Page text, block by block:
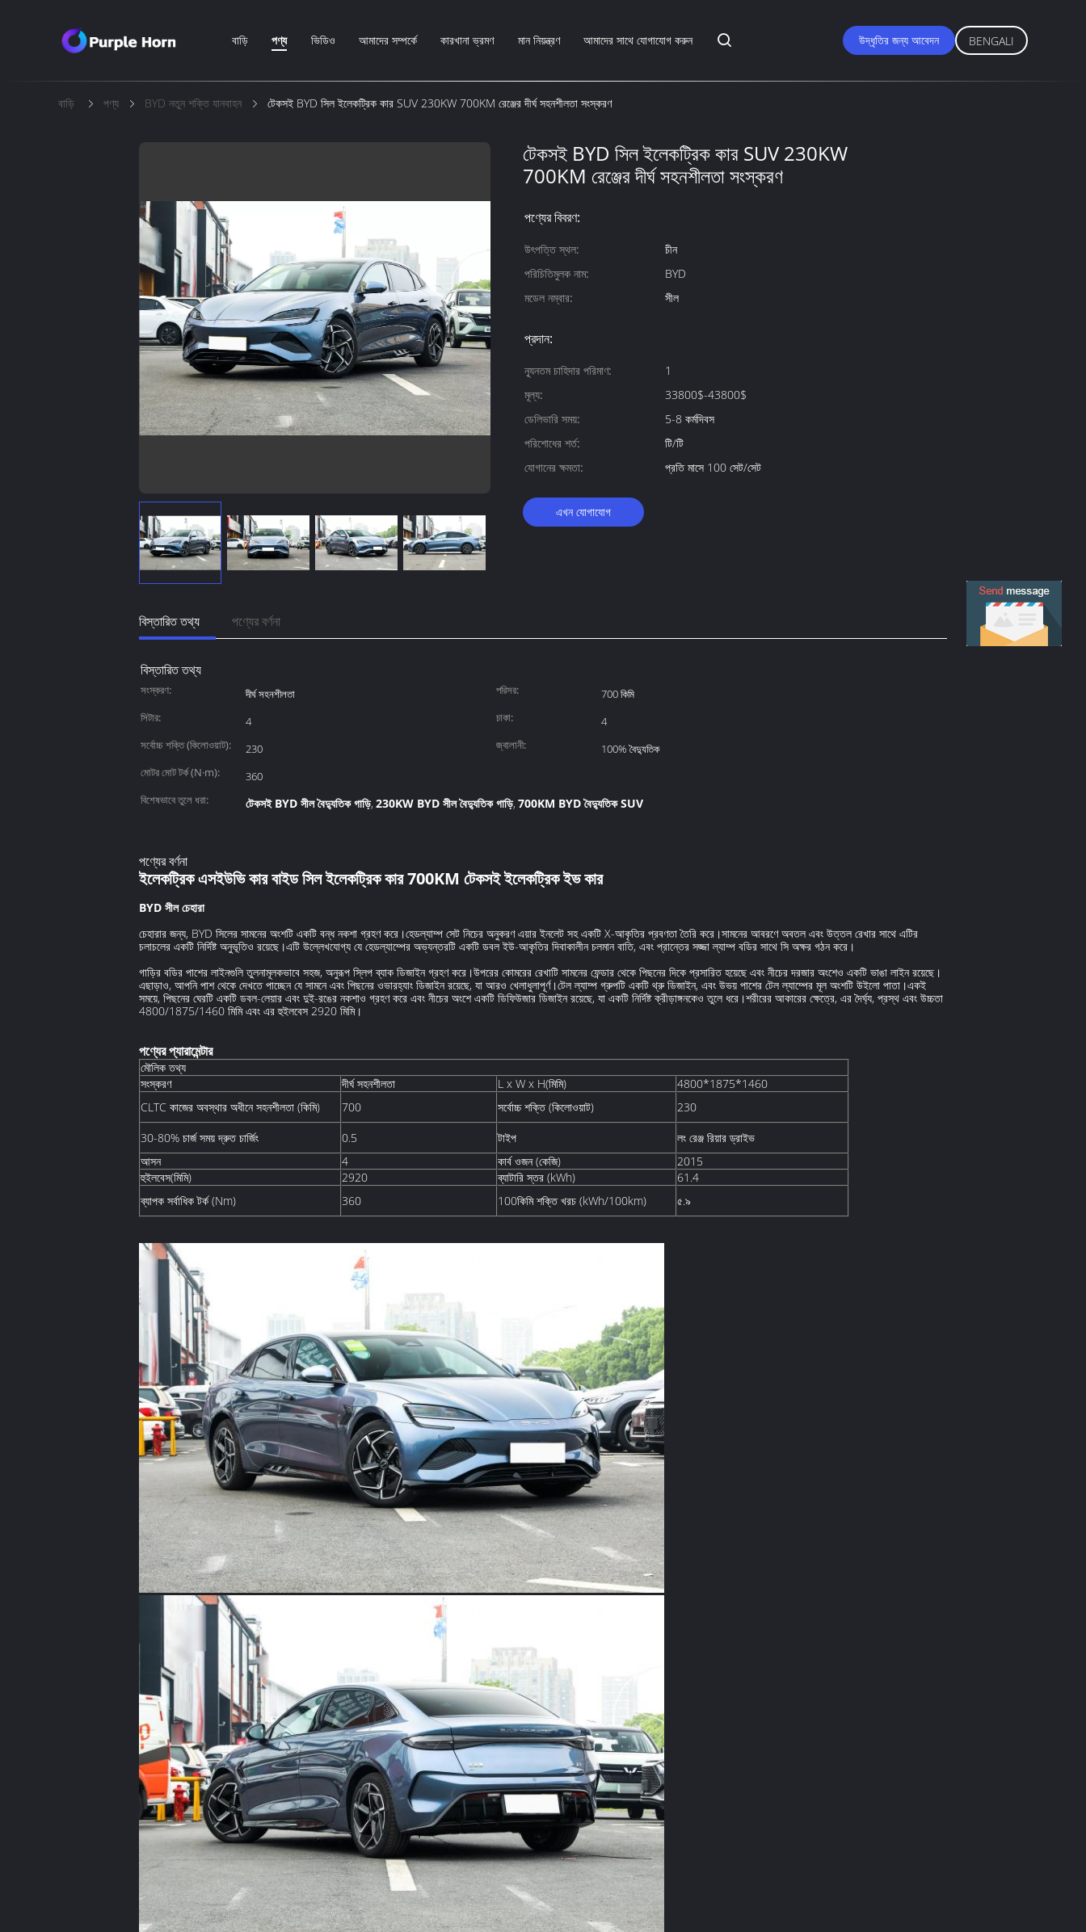
বাড়ি পণ্য ভিডিও আমাদের সম্পর্কে কারখানা ভ্রমণ মান নিয়ন্ত্রণ আমাদের সাথে যোগাযোগ করুন উদ্ধৃতির জন্য আবেদন BENGALI
বাড়ি পণ্য BYD নতুন শক্তি যানবাহন টেকসই BYD সিল ইলেকট্রিক কার SUV 230KW 700KM রেঞ্জের দীর্ঘ সহনশীলতা সংস্করণ
টেকসই BYD সিল ইলেকট্রিক কার SUV 230KW
700KM রেঞ্জের দীর্ঘ সহনশীলতা সংস্করণ
পণ্যের বিবরণ:
উৎপত্তি স্থল:
চীন
পরিচিতিমুলক নাম:
BYD
মডেল নম্বার:
সীল
প্রদান:
ন্যূনতম চাহিদার পরিমাণ:
1
মূল্য:
33800$-43800$
ডেলিভারি সময়:
5-8 কর্মদিবস
পরিশোধের শর্ত:
টি/টি
যোগানের ক্ষমতা:
প্রতি মাসে 100 সেট/সেট
এখন যোগাযোগ
বিস্তারিত তথ্য পণ্যের বর্ণনা
বিস্তারিত তথ্য
সংস্করণ: দীর্ঘ সহনশীলতা পরিসর:
700 কিমি
সিটার:
4 চাকা:
4
সর্বোচ্চ শক্তি (কিলোওয়াট):
230 জ্বালানী:
100% বৈদ্যুতিক
মোটর মোট টর্ক (N·m):
360
বিশেষভাবে তুলে ধরা:
টেকসই BYD সীল বৈদ্যুতিক গাড়ি, 230KW BYD সীল বৈদ্যুতিক গাড়ি, 700KM BYD বৈদ্যুতিক SUV
পণ্যের বর্ণনা
ইলেকট্রিক এসইউভি কার বাইড সিল ইলেকট্রিক কার 700KM টেকসই ইলেকট্রিক ইভ কার
BYD সীল চেহারা
চেহারার জন্য, BYD সিলের সামনের অংশটি একটি বন্ধ নকশা গ্রহণ করে।হেডল্যাম্প সেট নিচের অনুকরণ এয়ার ইনলেট সহ একটি X-আকৃতির প্রবণতা তৈরি করে।সামনের আবরণে অবতল এবং উত্তল রেখার সাথে এটির
চলাচলের একটি নির্দিষ্ট অনুভূতিও রয়েছে।এটি উল্লেখযোগ্য যে হেডল্যাম্পের অভ্যন্তরটি একটি ডবল ইউ-আকৃতির দিবাকালীন চলমান বাতি, এবং প্রান্তের সজ্জা ল্যাম্প বডির সাথে সি অক্ষর গঠন করে।
গাড়ির বডির পাশের লাইনগুলি তুলনামূলকভাবে সহজ, অনুরূপ স্লিপ ব্যাক ডিজাইন গ্রহণ করে।উপরের কোমরের রেখাটি সামনের ফেন্ডার থেকে পিছনের দিকে প্রসারিত হয়েছে এবং নীচের দরজার অংশেও একটি ভাঙা লাইন রয়েছে।
এছাড়াও, আপনি পাশ থেকে দেখতে পাচ্ছেন যে সামনে এবং পিছনের ওভারহ্যাং ডিজাইন রয়েছে, যা আরও খেলাধুলাপূর্ণ।টেল ল্যাম্প গ্রুপটি একটি থ্রু ডিজাইন, এবং উভয় পাশের টেল ল্যাম্পের মূল অংশটি উইলো পাতা।একই
সময়ে, পিছনের ঘেরটি একটি ডবল-লেয়ার এবং দুই-রঙের নকশাও গ্রহণ করে এবং নীচের অংশে একটি ডিফিউজার ডিজাইন রয়েছে, যা একটি নির্দিষ্ট ক্রীড়াঙ্গনকেও ​​তুলে ধরে।শরীরের আকারের ক্ষেত্রে, এর দৈর্ঘ্য, প্রস্থ এবং উচ্চতা
4800/1875/1460 মিমি এবং এর হুইলবেস 2920 মিমি।
পণ্যের প্যারামেন্টার
মৌলিক তথ্য
সংস্করণ
দীর্ঘ সহনশীলতা L x W x H(মিমি)
4800*1875*1460
CLTC কাজের অবস্থার অধীনে সহনশীলতা (কিমি)
700 সর্বোচ্চ শক্তি (কিলোওয়াট)
230
30-80% চার্জ সময় দ্রুত চার্জিং
0.5 টাইপ
লং রেঞ্জ রিয়ার ড্রাইভ
আসন
4 কার্ব ওজন (কেজি)
2015
হুইলবেস(মিমি)
2920 ব্যাটারি স্তর (kWh)
61.4
ব্যাপক সর্বাধিক টর্ক (Nm)
360 100কিমি শক্তি খরচ (kWh/100km) ৫.৯